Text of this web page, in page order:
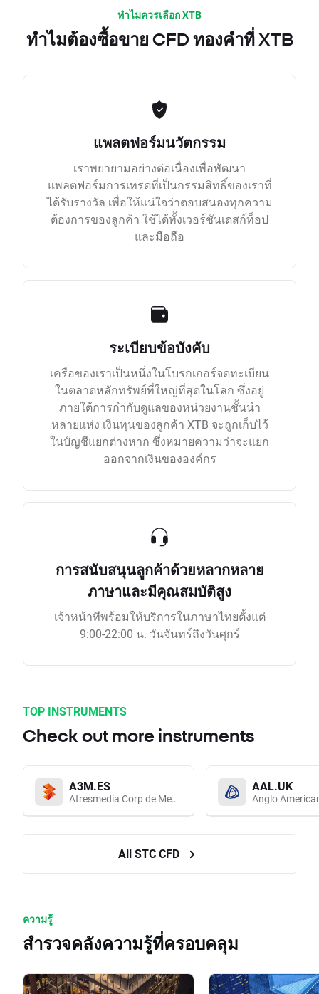
ทำไมควรเลือก XTB
ทำไมต้องซื้อขาย CFD ทองคำที่ XTB
แพลตฟอร์มนวัตกรรม
เราพยายามอย่างต่อเนื่องเพื่อพัฒนา
แพลตฟอร์มการเทรดที่เป็นกรรมสิทธิ์ของเราที่
ได้รับรางวัล เพื่อให้แน่ใจว่าตอบสนองทุกความ
ต้องการของลูกค้า ใช้ได้ทั้งเวอร์ชันเดสก์ท็อป
และมือถือ
ระเบียบข้อบังคับ
เครือของเราเป็นหนึ่งในโบรกเกอร์จดทะเบียน
ในตลาดหลักทรัพย์ที่ใหญ่ที่สุดในโลก ซึ่งอยู่
ภายใต้การกำกับดูแลของหน่วยงานชั้นนำ
หลายแห่ง เงินทุนของลูกค้า XTB จะถูกเก็บไว้
ในบัญชีแยกต่างหาก ซึ่งหมายความว่าจะแยก
ออกจากเงินขององค์กร
การสนับสนุนลูกค้าด้วยหลากหลาย
ภาษาและมีคุณสมบัติสูง
เจ้าหน้าทีพร้อมให้บริการในภาษาไทยตั้งแต่
9:00-22:00 น. วันจันทร์ถึงวันศุกร์
TOP INSTRUMENTS
Check out more instruments
A3M.ES
Atresmedia Corp de Medios de Comunicacion SA
AAL.UK
Anglo
All STC CFD
ความรู้
สำรวจคลังความรู้ที่ครอบคลุม